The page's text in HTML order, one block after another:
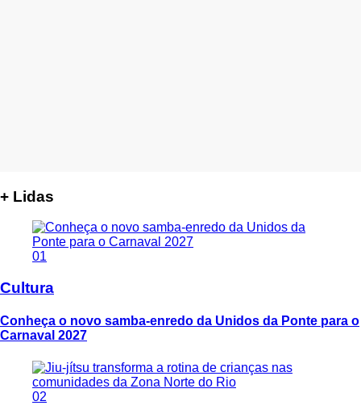
+ Lidas
01
Cultura
Conheça o novo samba-enredo da Unidos da Ponte para o
Carnaval 2027
02